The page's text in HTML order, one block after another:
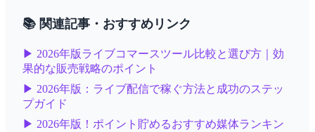
📚 関連記事・おすすめリンク
▶ 2026年版ライブコマースツール比較と選び方｜効
果的な販売戦略のポイント
▶ 2026年版：ライブ配信で稼ぐ方法と成功のステッ
プガイド
▶ 2026年版！ポイント貯めるおすすめ媒体ランキン